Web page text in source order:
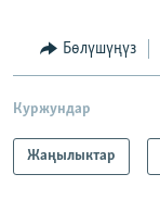
Бөлүшүңүз
Куржундар
Жаңылыктар